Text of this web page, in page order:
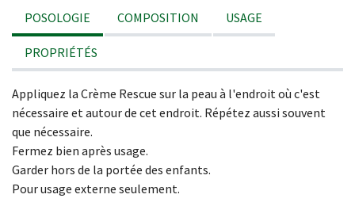
POSOLOGIE COMPOSITION USAGE
PROPRIÉTÉS
Appliquez la Crème Rescue sur la peau à l'endroit où c'est
nécessaire et autour de cet endroit. Répétez aussi souvent
que nécessaire.
Fermez bien après usage.
Garder hors de la portée des enfants.
Pour usage externe seulement.